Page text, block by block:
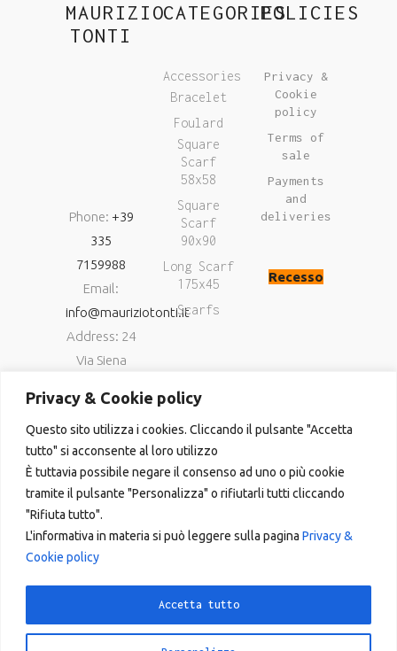
Privacy & Cookie policy
Questo sito utilizza i cookies. Cliccando il pulsante "Accetta
tutto" si acconsente al loro utilizzo
È tuttavia possibile negare il consenso ad uno o più cookie
tramite il pulsante "Personalizza" o rifiutarli tutti cliccando
"Rifiuta tutto".
L'informativa in materia si può leggere sulla pagina Privacy &
Cookie policy
Accetta tutto
MAURIZIO
TONTI
Phone: +39
335
7159988
Email:
info@mauriziotonti.it
Address: 24
Via Siena
Foligno (Pg)
P.IVA
03800870549
CATEGORIES
Accessories
Bracelet
Foulard
Square
Scarf
58x58
Square
Scarf
90x90
Long Scarf
175x45
Scarfs
POLICIES
Privacy &
Cookie
policy
Terms of
sale
Payments
and
deliveries
Recesso
Copyright © 2023